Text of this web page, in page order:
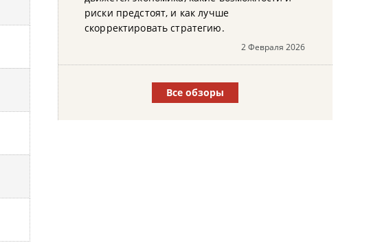
риски предстоят, и как лучше
скорректировать стратегию.
2 Февраля 2026
Все обзоры